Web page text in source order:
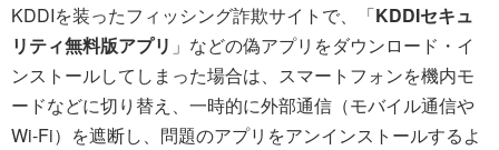
KDDIを装ったフィッシング詐欺サイトで、「KDDIセキュ
リティ無料版アプリ 」などの偽アプリをダウンロード・イ
ンストールしてしまった場合は、スマートフォンを機内モ
ードなどに切り替え、一時的に外部通信（モバイル通信や
Wi-Fi）を遮断し、問題のアプリをアンインストールするよ